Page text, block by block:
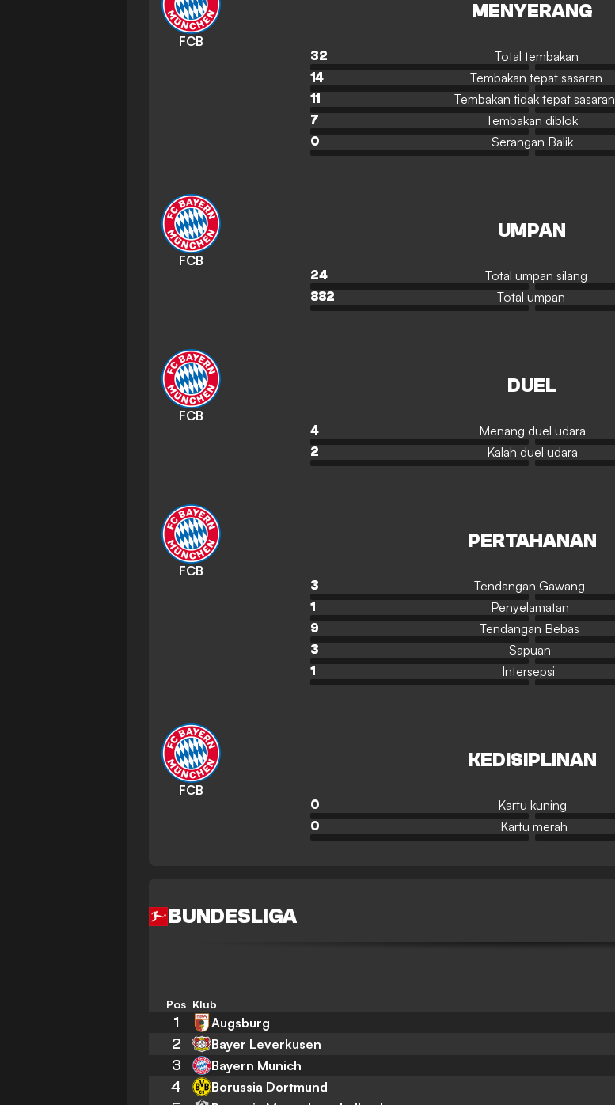
FCB
MENYERANG
32 Total tembakan
14
Tembakan tepat sasaran
11
Tembakan tidak tepat sasaran
7
Tembakan diblok
0
Serangan Balik
FCB
UMPAN
24 Total umpan silang
882
Total umpan
FCB
DUEL
4 Menang duel udara
2
Kalah duel udara
FCB
PERTAHANAN
3 Tendangan Gawang
1
Penyelamatan
9
Tendangan Bebas
3
Sapuan
1
Intersepsi
FCB
KEDISIPLINAN
0 Kartu kuning
0
Kartu merah
BUNDESLIGA
Pos Klub
1 Augsburg
2 Bayer Leverkusen
3 Bayern Munich
4 Borussia Dortmund